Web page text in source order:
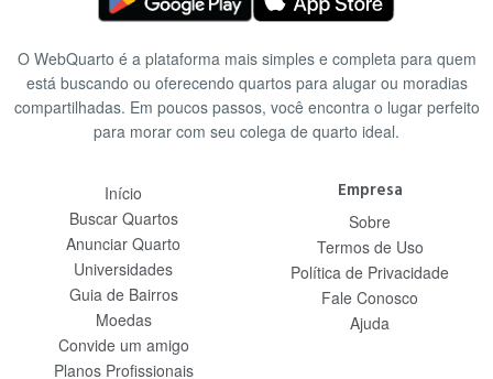
O WebQuarto é a plataforma mais simples e completa para quem
está buscando ou oferecendo quartos para alugar ou moradias
compartilhadas. Em poucos passos, você encontra o lugar perfeito
para morar com seu colega de quarto ideal.
Início
Buscar Quartos
Anunciar Quarto
Universidades
Guia de Bairros
Moedas
Convide um amigo
Planos Profissionais
Empresa
Sobre
Termos de Uso
Política de Privacidade
Fale Conosco
Ajuda